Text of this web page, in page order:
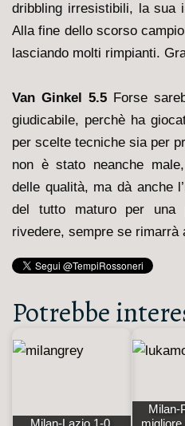
dribbling irresistibili, la sua
Alla fine dello scorso
lasciando molti rimpianti.
Van Ginkel 5.5 Forse
giudicabile, perchè ha
per scelte tecniche sia per
non è stato neanche
delle qualità, ma dà anche
del tutto maturo per una
rivedere, sempre se rimarrà
Potrebbe
Milan-